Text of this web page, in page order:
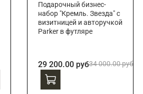
Подарочный бизнес-
набор "Кремль. Звезда" с
визитницей и авторучкой
Parker в футляре
29 200.00 руб34 000.00 руб